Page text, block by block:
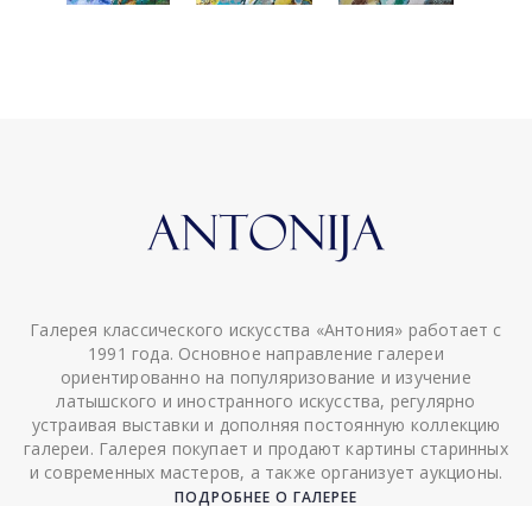
Галерея классического искусства «Антония» работает с
1991 года. Основное направление галереи
ориентированно на популяризование и изучение
латышского и иностранного искусства, регулярно
устраивая выставки и дополняя постоянную коллекцию
галереи. Галерея покупает и продают картины старинных
и современных мастеров, а также организует аукционы.
ПОДРОБНЕЕ О ГАЛЕРЕЕ